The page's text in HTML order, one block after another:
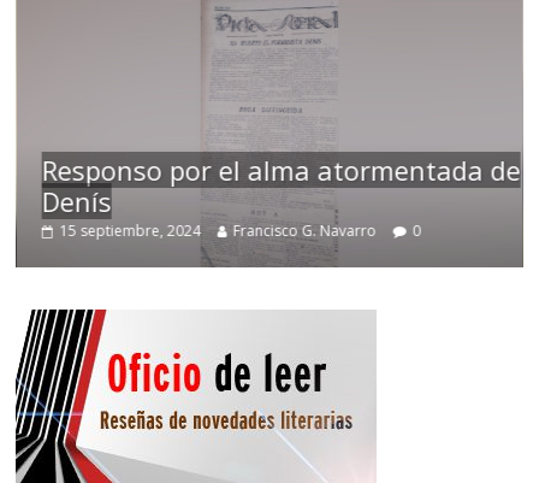
Responso por el alma atormentada de
Denís
15 septiembre, 2024 Francisco G. Navarro 0